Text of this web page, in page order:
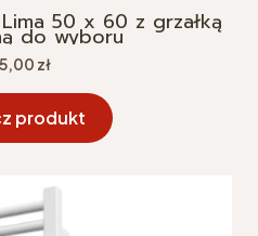
50 x 60 z grzałką
do wyboru
zł
produkt